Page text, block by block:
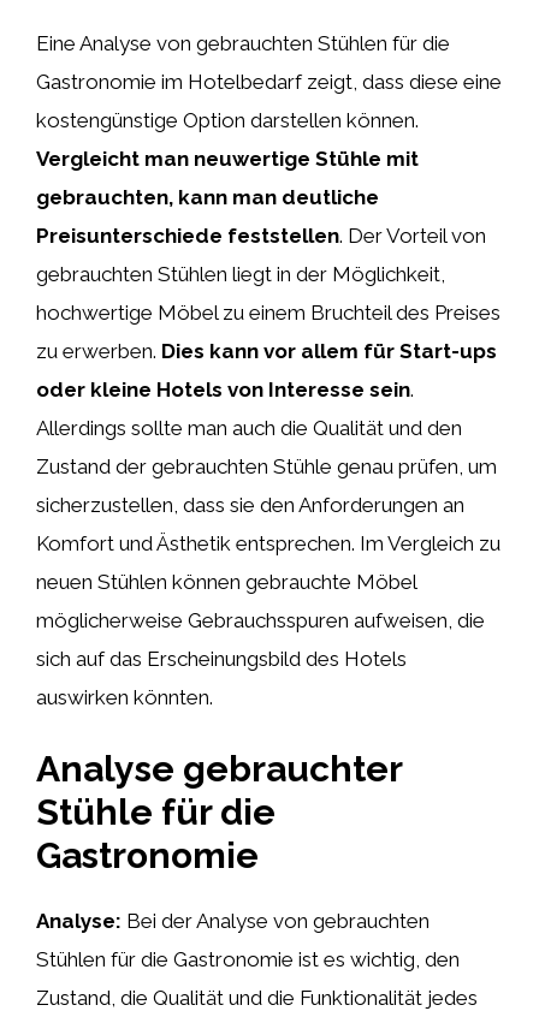
Eine Analyse von gebrauchten Stühlen für die
Gastronomie im Hotelbedarf zeigt, dass diese eine
kostengünstige Option darstellen können.
Vergleicht man neuwertige Stühle mit
gebrauchten, kann man deutliche
Preisunterschiede feststellen. Der Vorteil von
gebrauchten Stühlen liegt in der Möglichkeit,
hochwertige Möbel zu einem Bruchteil des Preises
zu erwerben. Dies kann vor allem für Start-ups
oder kleine Hotels von Interesse sein.
Allerdings sollte man auch die Qualität und den
Zustand der gebrauchten Stühle genau prüfen, um
sicherzustellen, dass sie den Anforderungen an
Komfort und Ästhetik entsprechen. Im Vergleich zu
neuen Stühlen können gebrauchte Möbel
möglicherweise Gebrauchsspuren aufweisen, die
sich auf das Erscheinungsbild des Hotels
auswirken könnten.
Analyse gebrauchter
Stühle für die
Gastronomie
Analyse: Bei der Analyse von gebrauchten
Stühlen für die Gastronomie ist es wichtig, den
Zustand, die Qualität und die Funktionalität jedes